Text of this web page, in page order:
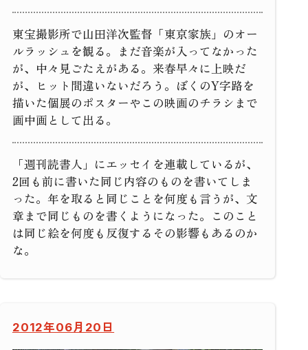
東宝撮影所で山田洋次監督「東京家族」のオー
ルラッシュを観る。まだ音楽が入ってなかった
が、中々見ごたえがある。来春早々に上映だ
が、ヒット間違いないだろう。ぼくのY字路を
描いた個展のポスターやこの映画のチラシまで
画中画として出る。
「週刊読書人」にエッセイを連載しているが、
2回も前に書いた同じ内容のものを書いてしま
った。年を取ると同じことを何度も言うが、文
章まで同じものを書くようになった。このこと
は同じ絵を何度も反復するその影響もあるのか
な。
2012年06月20日